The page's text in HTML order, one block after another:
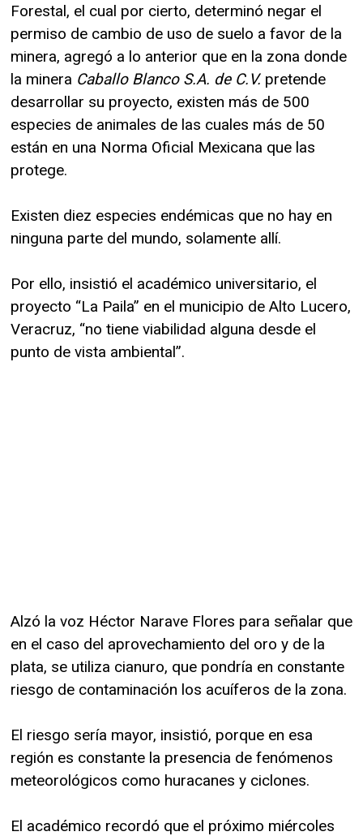
Forestal, el cual por cierto, determinó negar el
permiso de cambio de uso de suelo a favor de la
minera, agregó a lo anterior que en la zona donde
la minera Caballo Blanco S.A. de C.V. pretende
desarrollar su proyecto, existen más de 500
especies de animales de las cuales más de 50
están en una Norma Oficial Mexicana que las
protege.
Existen diez especies endémicas que no hay en
ninguna parte del mundo, solamente allí.
Por ello, insistió el académico universitario, el
proyecto “La Paila” en el municipio de Alto Lucero,
Veracruz, “no tiene viabilidad alguna desde el
punto de vista ambiental”.
Alzó la voz Héctor Narave Flores para señalar que
en el caso del aprovechamiento del oro y de la
plata, se utiliza cianuro, que pondría en constante
riesgo de contaminación los acuíferos de la zona.
El riesgo sería mayor, insistió, porque en esa
región es constante la presencia de fenómenos
meteorológicos como huracanes y ciclones.
El académico recordó que el próximo miércoles